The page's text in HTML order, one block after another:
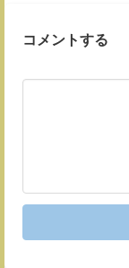
コメントする